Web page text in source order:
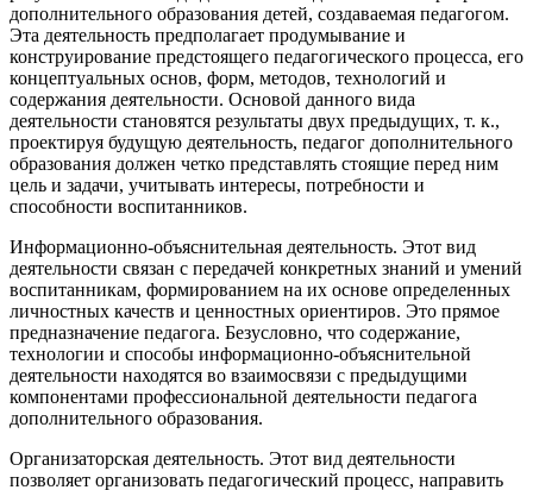
дополнительного образования детей, создаваемая педагогом.
Эта деятельность предполагает продумывание и
конструирование предстоящего педагогического процесса, его
концептуальных основ, форм, методов, технологий и
содержания деятельности. Основой данного вида
деятельности становятся результаты двух предыдущих, т. к.,
проектируя будущую деятельность, педагог дополнительного
образования должен четко представлять стоящие перед ним
цель и задачи, учитывать интересы, потребности и
способности воспитанников.
Информационно-объяснительная деятельность. Этот вид
деятельности связан с передачей конкретных знаний и умений
воспитанникам, формированием на их основе определенных
личностных качеств и ценностных ориентиров. Это прямое
предназначение педагога. Безусловно, что содержание,
технологии и способы информационно-объяснительной
деятельности находятся во взаимосвязи с предыдущими
компонентами профессиональной деятельности педагога
дополнительного образования.
Организаторская деятельность. Этот вид деятельности
позволяет организовать педагогический процесс, направить